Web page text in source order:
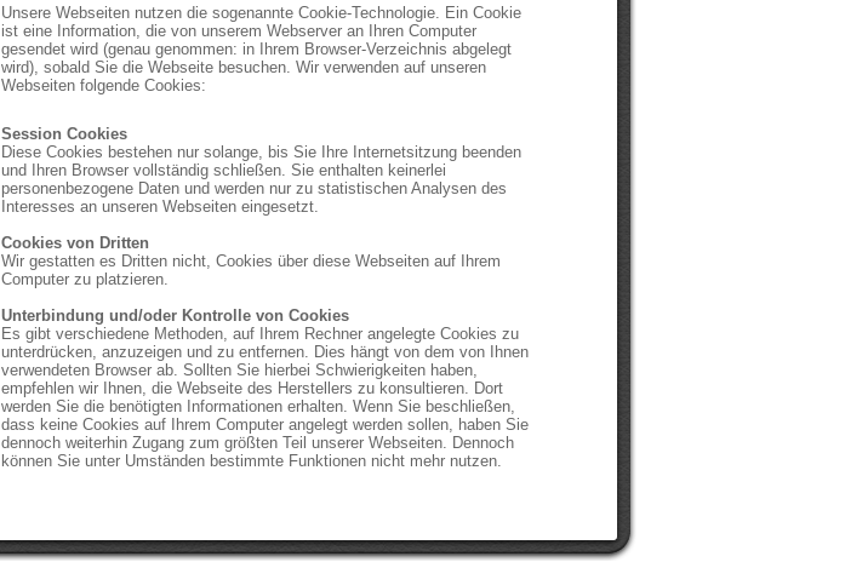
Unsere Webseiten nutzen die sogenannte Cookie-Technologie. Ein Cookie
ist eine Information, die von unserem Webserver an Ihren Computer
gesendet wird (genau genommen: in Ihrem Browser-Verzeichnis abgelegt
wird), sobald Sie die Webseite besuchen. Wir verwenden auf unseren
Webseiten folgende Cookies:
Session Cookies
Diese Cookies bestehen nur solange, bis Sie Ihre Internetsitzung beenden
und Ihren Browser vollständig schließen. Sie enthalten keinerlei
personenbezogene Daten und werden nur zu statistischen Analysen des
Interesses an unseren Webseiten eingesetzt.
Cookies von Dritten
Wir gestatten es Dritten nicht, Cookies über diese Webseiten auf Ihrem
Computer zu platzieren.
Unterbindung und/oder Kontrolle von Cookies
Es gibt verschiedene Methoden, auf Ihrem Rechner angelegte Cookies zu
unterdrücken, anzuzeigen und zu entfernen. Dies hängt von dem von Ihnen
verwendeten Browser ab. Sollten Sie hierbei Schwierigkeiten haben,
empfehlen wir Ihnen, die Webseite des Herstellers zu konsultieren. Dort
werden Sie die benötigten Informationen erhalten. Wenn Sie beschließen,
dass keine Cookies auf Ihrem Computer angelegt werden sollen, haben Sie
dennoch weiterhin Zugang zum größten Teil unserer Webseiten. Dennoch
können Sie unter Umständen bestimmte Funktionen nicht mehr nutzen.